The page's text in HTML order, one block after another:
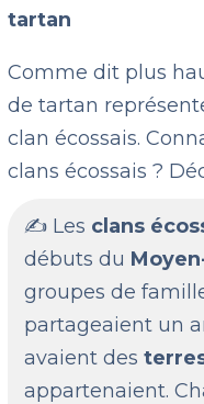
tartan
Comme dit plus
de tartan
clan écossais.
clans écossais ?
✍️ Les clans
débuts du
groupes de
partageaient un
avaient des
appartenaient.